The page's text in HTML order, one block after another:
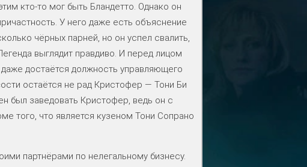
кто-то мог быть Бландетто. Однако он
У него даже есть объяснение
чёрных парней, но он успел свалить,
выглядит правдиво. И перед лицом
достаётся должность управляющего
остаётся не рад Кристофер — Тони Би
был заведовать Кристофер, ведь он с
того, что является кузеном Тони Сопрано
партнёрами по нелегальному бизнесу.